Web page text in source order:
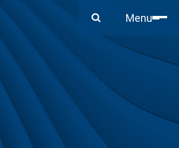
Menu
Close